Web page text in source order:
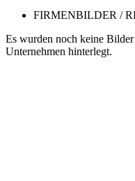
FIRMENBILDER /
Es wurden noch keine
Unternehmen hinterlegt.